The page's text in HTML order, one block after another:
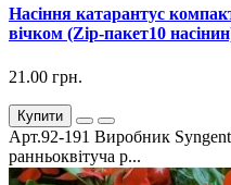
Насіння катарантус
вічком (Zip-пакет10
21.00 грн.
Купити
Арт.92-191 Виробник
ранньоквітуча р...